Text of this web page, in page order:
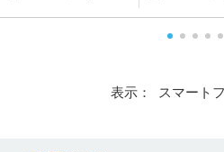
表示： スマート